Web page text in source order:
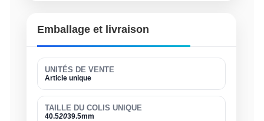
Emballage et livraison
UNITÉS DE VENTE
Article unique
TAILLE DU COLIS UNIQUE
40.52039.5mm